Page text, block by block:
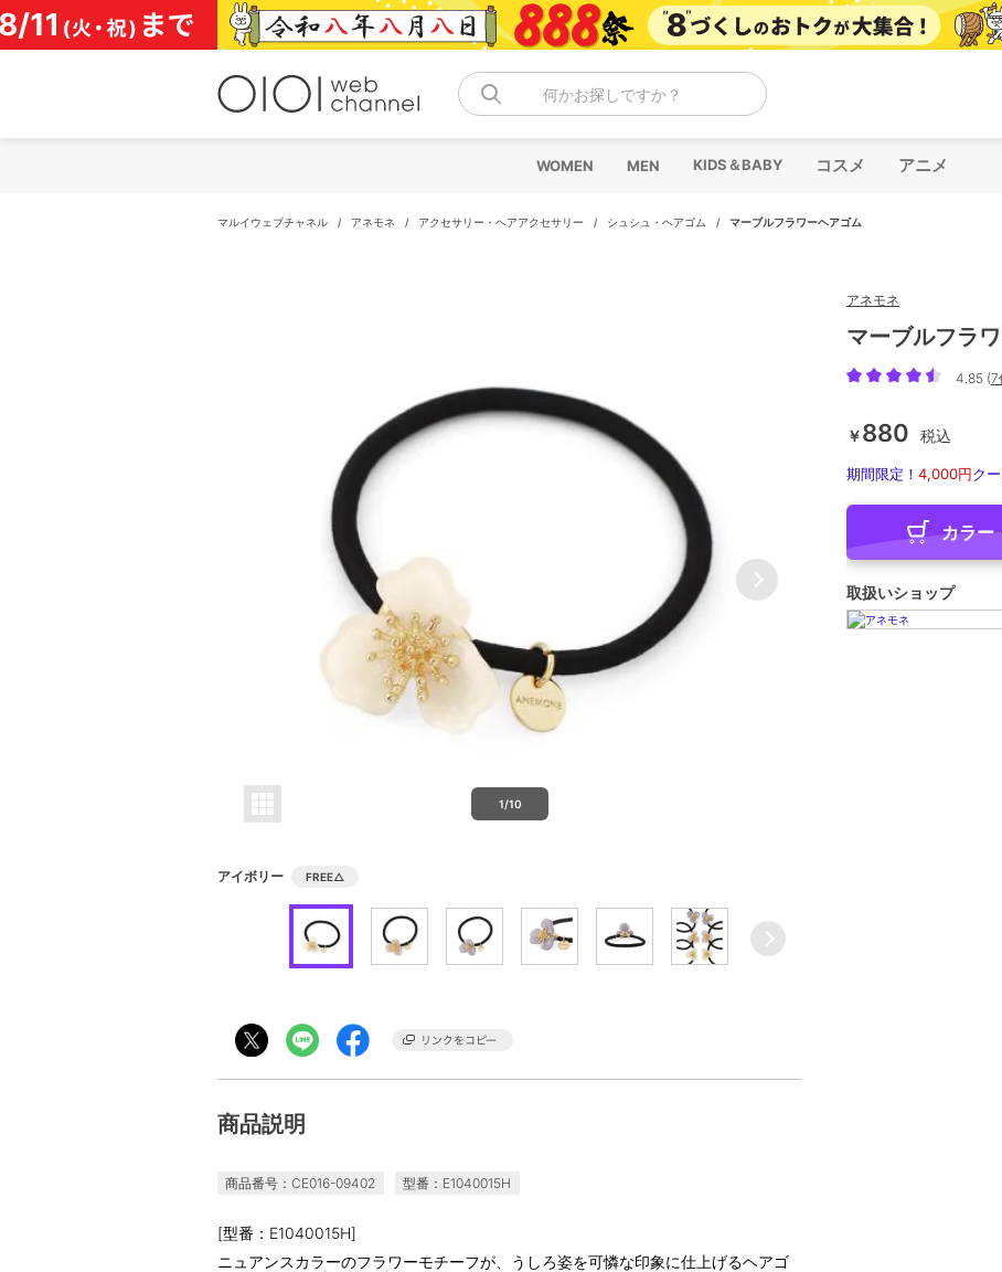
コ
ン
テ
何かお探しですか？
WOMEN MEN KIDS＆BABY コスメ アニメ
マルイウェブチャネル / アネモネ / アクセサリー・ヘアアクセサリー / シュシュ・ヘアゴム / マーブルフラワーヘアゴム
1/10
アイボリー FREE△
商品説明
商品番号：CE016-09402 型番：E1040015H
[型番：E1040015H]
ニュアンスカラーのフラワーモチーフが、うしろ姿を可憐な印象に仕上げるヘアゴ
アネモネ
マーブルフラ
4.85 (7
￥880 税込
期間限定！ 4,000円ク
カラー
取扱いショップ